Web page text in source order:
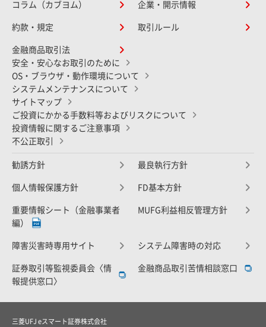
コラム（カブヨム） 企業・開示情報
約款・規定 取引ルール
金融商品取引法
安全・安心なお取引のために
OS・ブラウザ・動作環境について
システムメンテナンスについて
サイトマップ
ご投資にかかる手数料等およびリスクについて
投資情報に関するご注意事項
不公正取引
勧誘方針 最良執行方針
個人情報保護方針 FD基本方針
重要情報シート（金融事業者
編）
MUFG利益相反管理方針
障害災害時専用サイト システム障害時の対応
証券取引等監視委員会〈情
報提供窓口〉
金融商品取引苦情相談窓口
三菱UFJ eスマート証券株式会社